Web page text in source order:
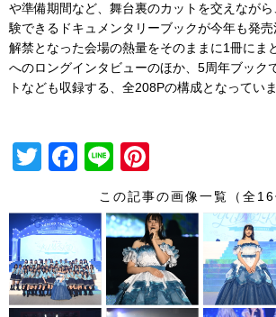
や準備期間など、舞台裏のカットを交えなが
験できるドキュメンタリーブックが今年も発
解禁となった会場の熱量をそのままに1冊にま
へのロングインタビューのほか、5周年ブック
トなども収録する、全208Pの構成となっていま
T
tt
er
F
c
e
b
o
Li
n
e
nt
er
e
st
この記事の画像一覧（全16